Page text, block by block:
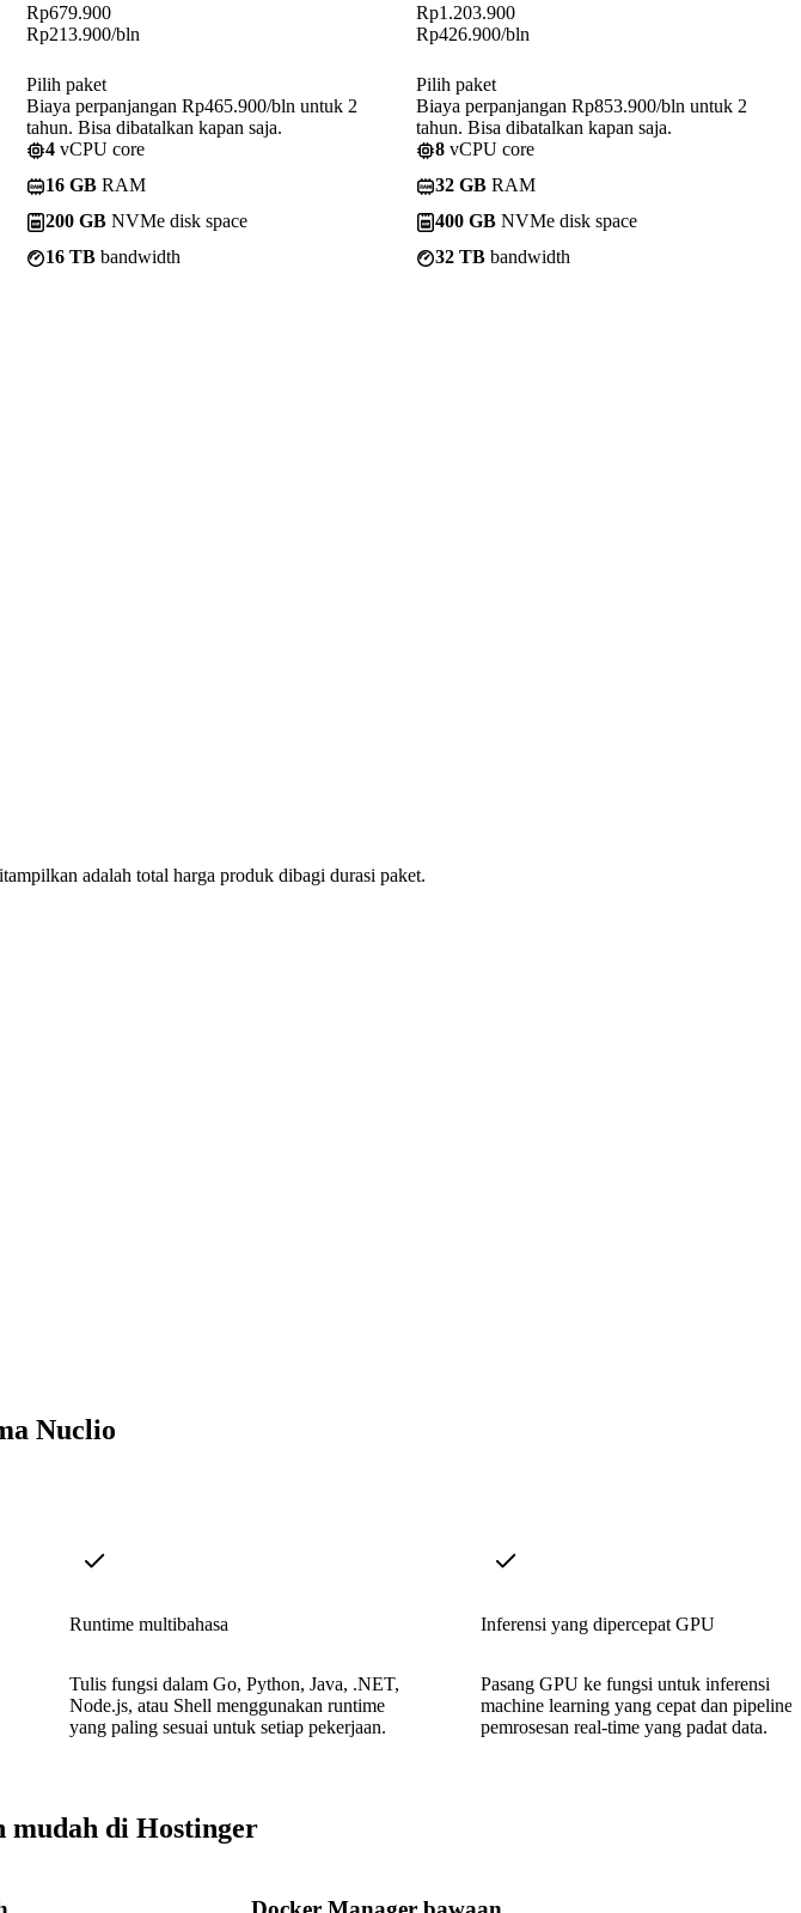
Rp679.900
Rp213.900/bln
Pilih paket
Biaya perpanjangan Rp465.900/bln untuk 2
tahun. Bisa dibatalkan kapan saja.
4 vCPU core
16 GB RAM
200 GB NVMe disk space
16 TB bandwidth
Rp1.203.900
Rp426.900/bln
Pilih paket
Biaya perpanjangan Rp853.900/bln untuk 2
tahun. Bisa dibatalkan kapan saja.
8 vCPU core
32 GB RAM
400 GB NVMe disk space
32 TB bandwidth
adalah total harga produk dibagi durasi paket.
Nuclio
Runtime multibahasa
Tulis fungsi dalam Go, Python, Java, .NET,
Node.js, atau Shell menggunakan runtime
yang paling sesuai untuk setiap pekerjaan.
Inferensi yang dipercepat GPU
Pasang GPU ke fungsi untuk inferensi
machine learning yang cepat dan pipeline
pemrosesan real-time yang padat data.
mudah di Hostinger